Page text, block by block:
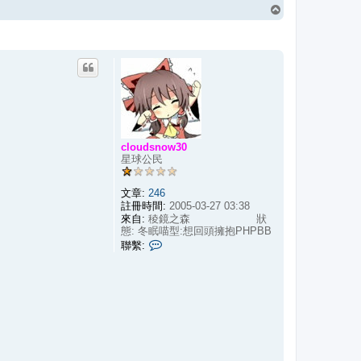
cloudsnow30
星球公民
文章: 246
註冊時間: 2005-03-27 03:38
來自: 稜鏡之森 狀
態: 冬眠喵型:想回頭擁抱PHPBB
聯繫: